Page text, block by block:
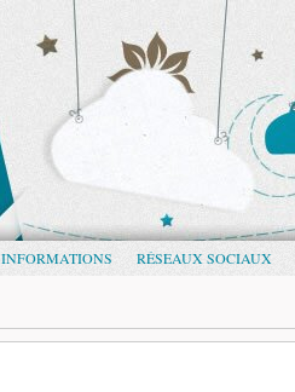
INFORMATIONS RÉSEAUX SOCIAUX